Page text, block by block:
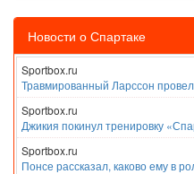
Новости о Спартаке
Sportbox.ru
Травмированный Ларссон
Sportbox.ru
Джикия покинул тренировку
Sportbox.ru
Понсе рассказал, каково ему в